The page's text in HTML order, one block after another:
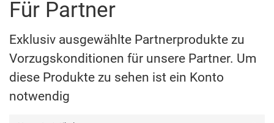
Für Partner
Exklusiv ausgewählte Partnerprodukte zu
Vorzugskonditionen für unsere Partner. Um
diese Produkte zu sehen ist ein Konto
notwendig